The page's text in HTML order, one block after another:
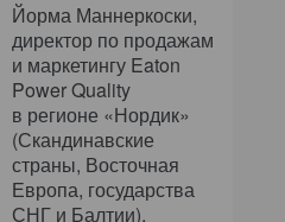
Йорма Маннеркоски,
директор по продажам
и маркетингу Eaton
Power Quality
в регионе «Нордик»
(Скандинавские
страны, Восточная
Европа, государства
СНГ и Балтии),